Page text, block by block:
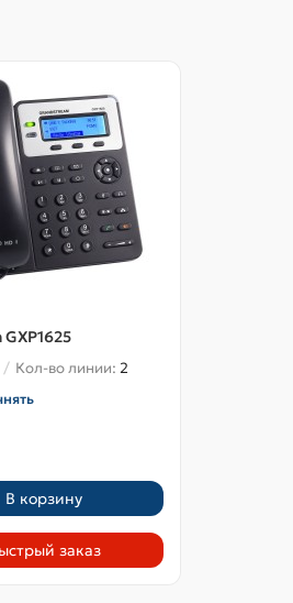
Кол-во линии: 2
В корзину
заказ